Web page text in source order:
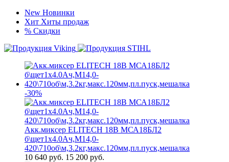
New Новинки
Хит Хиты продаж
% Скидки
-30%
Акк.миксер ELITECH 18В МСА18БЛ2
б\щет1х4.0Ач,М14,0-
420\710об\м,3.2кг,макс.120мм,пл.пуск,мешалка
10 640 руб. 15 200 руб.